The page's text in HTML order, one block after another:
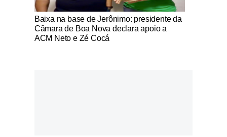
Notícias Católicas
Baixa na base de Jerônimo: presidente da
Câmara de Boa Nova declara apoio a
ACM Neto e Zé Cocá